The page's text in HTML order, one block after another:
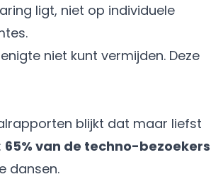
ligt, niet op individuele
niet kunt vermijden. Deze
blijkt dat maar liefst
65% van de techno-bezoekers
dansen.